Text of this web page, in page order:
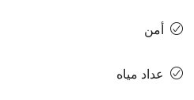
أمن
عداد مياه